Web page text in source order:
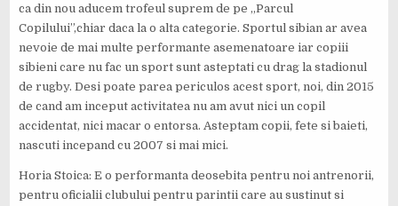
ca din nou aducem trofeul suprem de pe „Parcul
Copilului”,chiar daca la o alta categorie. Sportul sibian ar avea
nevoie de mai multe performante asemenatoare iar copiii
sibieni care nu fac un sport sunt asteptati cu drag la stadionul
de rugby. Desi poate parea periculos acest sport, noi, din 2015
de cand am inceput activitatea nu am avut nici un copil
accidentat, nici macar o entorsa. Asteptam copii, fete si baieti,
nascuti incepand cu 2007 si mai mici.
Horia Stoica: E o performanta deosebita pentru noi antrenorii,
pentru oficialii clubului pentru parintii care au sustinut si